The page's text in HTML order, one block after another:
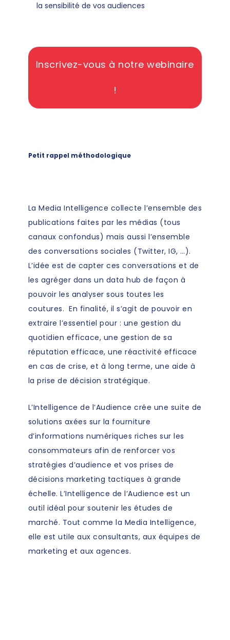
la sensibilité de vos audiences
Inscrivez-vous à notre webinaire
!
Petit rappel méthodologique
La Media Intelligence collecte l’ensemble des
publications faites par les médias (tous
canaux confondus) mais aussi l’ensemble
des conversations sociales (Twitter, IG, …).
L’idée est de capter ces conversations et de
les agréger dans un data hub de façon à
pouvoir les analyser sous toutes les
coutures. En finalité, il s’agit de pouvoir en
extraire l’essentiel pour : une gestion du
quotidien efficace, une gestion de sa
réputation efficace, une réactivité efficace
en cas de crise, et à long terme, une aide à
la prise de décision stratégique.
L’Intelligence de l’Audience crée une suite de
solutions axées sur la fourniture
d’informations numériques riches sur les
consommateurs afin de renforcer vos
stratégies d’audience et vos prises de
décisions marketing tactiques à grande
échelle. L’Intelligence de l’Audience est un
outil idéal pour soutenir les études de
marché. Tout comme la Media Intelligence,
elle est utile aux consultants, aux équipes de
marketing et aux agences.